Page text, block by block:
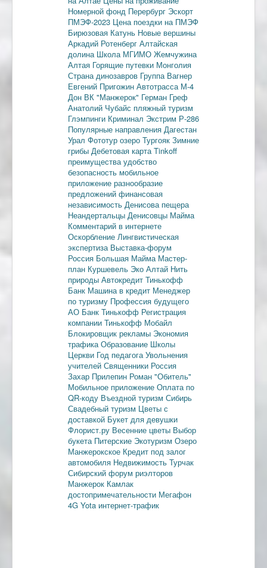
Номерной фонд Перербург Эскорт
ПМЭФ-2023 Цена поездки на ПМЭФ
Бирюзовая Катунь Новые вершины
Аркадий Ротенберг Алтайская
долина Школа МГИМО Жемчужина
Алтая Горящие путевки Монголия
Страна динозавров Группа Вагнер
Евгений Пригожин Автотрасса М-4
Дон ВК "Манжерок" Герман Греф
Анатолий Чубайс пляжный туризм
Глэмпинги Криминал Экстрим Р-286
Популярные направления Дагестан
Урал Фототур озеро Тургояк Зимние
грибы Дебетовая карта Tinkoff
преимущества удобство
безопасность мобильное
приложение разнообразие
предложений финансовая
независимость Денисова пещера
Неандертальцы Денисовцы Майма
Комментарий в интернете
Оскорбление Лингвистическая
экспертиза Выставка-форум
Россия Большая Майма Мастер-
план Куршевель Эко Алтай Нить
природы Автокредит Тинькофф
Банк Машина в кредит Менеджер
по туризму Профессия будущего
АО Банк Тинькофф Регистрация
компании Тинькофф Мобайл
Блокировщик рекламы Экономия
трафика Образование Школы
Церкви Год педагога Увольнения
учителей Священники Россия
Захар Прилепин Роман "Обитель"
Мобильное приложение Оплата по
QR-коду Въездной туризм Сибирь
Свадебный туризм Цветы с
доставкой Букет для девушки
Флорист.ру Весенние цветы Выбор
букета Питерские Экотуризм Озеро
Манжерокское Кредит под залог
автомобиля Недвижимость Турчак
Сибирский форум риэлторов
Манжерок Камлак
достопримечательности Мегафон
4G Yota интернет-трафик